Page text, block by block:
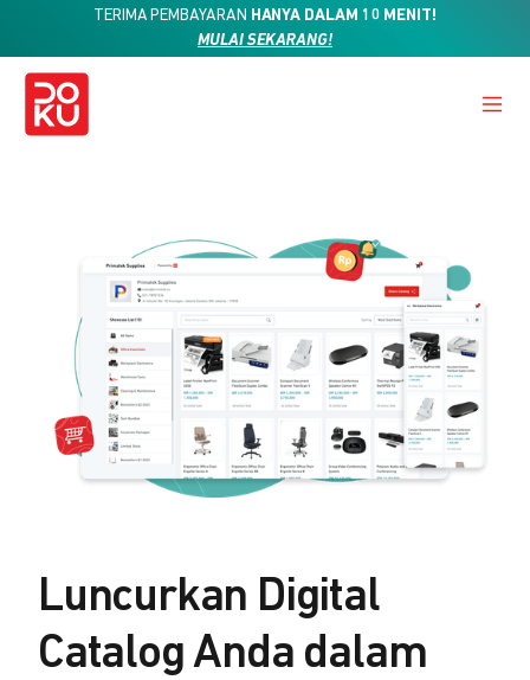
TERIMA PEMBAYARAN HANYA DALAM 10 MENIT!
MULAI SEKARANG!
Luncurkan Digital
Catalog Anda dalam